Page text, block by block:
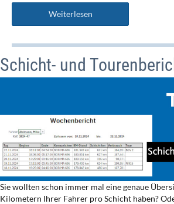
Weiterlesen
Schicht- und
Sie wollten schon immer mal eine genaue
Kilometern Ihrer Fahrer pro Schicht haben?